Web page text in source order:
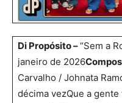
Di Propósito –“Sem a
janeiro de 2026
Carvalho / Johnata
décima vezQue a